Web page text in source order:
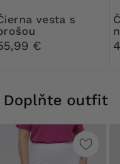
s
€
Čierne formálne
Doplňte outfit